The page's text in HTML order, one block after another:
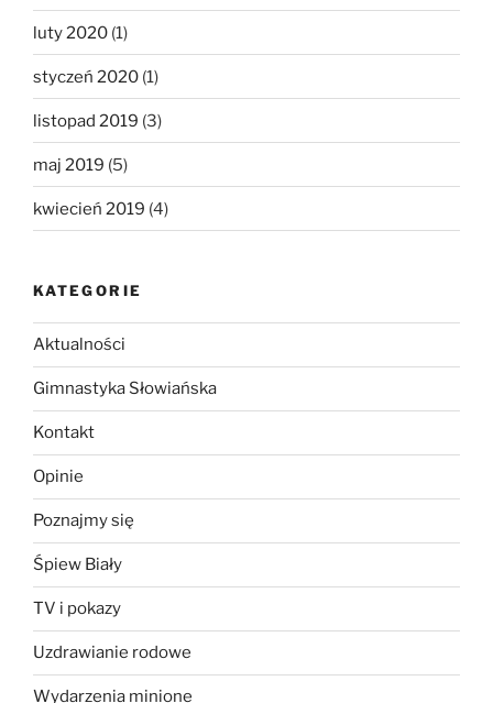
luty 2020 (1)
styczeń 2020 (1)
listopad 2019 (3)
maj 2019 (5)
kwiecień 2019 (4)
KATEGORIE
Aktualności
Gimnastyka Słowiańska
Kontakt
Opinie
Poznajmy się
Śpiew Biały
TV i pokazy
Uzdrawianie rodowe
Wydarzenia minione